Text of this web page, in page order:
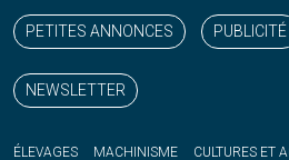
PETITES ANNONCES PUBLICITÉ
NEWSLETTER
ÉLEVAGES MACHINISME CULTURES ET